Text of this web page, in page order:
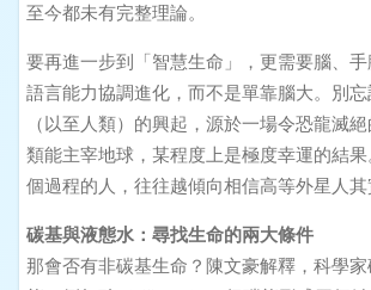
至今都未有完整理論。
要再進一步到「智慧生命」，更需要腦、
語言能力協調進化，而不是單靠腦大。別
（以至人類）的興起，源於一場令恐龍滅
類能主宰地球，某程度上是極度幸運的結
個過程的人，往往越傾向相信高等外星人其
碳基與液態水：尋找生命的兩大條件
那會否有非碳基生命？陳文豪解釋，科學